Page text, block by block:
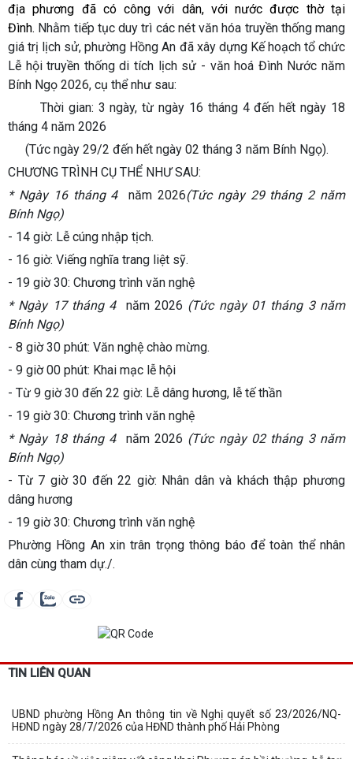
địa phương đã có công với dân, với nước được thờ tại
Đình. Nhằm tiếp tục duy trì các nét văn hóa truyền thống mang
giá trị lịch sử, phường Hồng An đã xây dựng Kế hoạch tổ chức
Lễ hội truyền thống di tích lịch sử - văn hoá Đình Nước năm
Bính Ngọ 2026, cụ thể như sau:
Thời gian: 3 ngày, từ ngày 16 tháng 4 đến hết ngày 18
tháng 4 năm 2026
(Tức ngày 29/2 đến hết ngày 02 tháng 3 năm Bính Ngọ).
CHƯƠNG TRÌNH CỤ THỂ NHƯ SAU:
* Ngày 16 tháng 4 năm 2026(Tức ngày 29 tháng 2 năm
Bính Ngọ)
- 14 giờ: Lễ cúng nhập tịch.
- 16 giờ: Viếng nghĩa trang liệt sỹ.
- 19 giờ 30: Chương trình văn nghệ
* Ngày 17 tháng 4 năm 2026 (Tức ngày 01 tháng 3 năm
Bính Ngọ)
- 8 giờ 30 phút: Văn nghệ chào mừng.
- 9 giờ 00 phút: Khai mạc lễ hội
- Từ 9 giờ 30 đến 22 giờ: Lễ dâng hương, lễ tế thần
- 19 giờ 30: Chương trình văn nghệ
* Ngày 18 tháng 4 năm 2026 (Tức ngày 02 tháng 3 năm
Bính Ngọ)
- Từ 7 giờ 30 đến 22 giờ: Nhân dân và khách thập phương
dâng hương
- 19 giờ 30: Chương trình văn nghệ
Phường Hồng An xin trân trọng thông báo để toàn thể nhân
dân cùng tham dự./.
TIN LIÊN QUAN
UBND phường Hồng An thông tin về Nghị quyết số 23/2026/NQ-
HĐND ngày 28/7/2026 của HĐND thành phố Hải Phòng